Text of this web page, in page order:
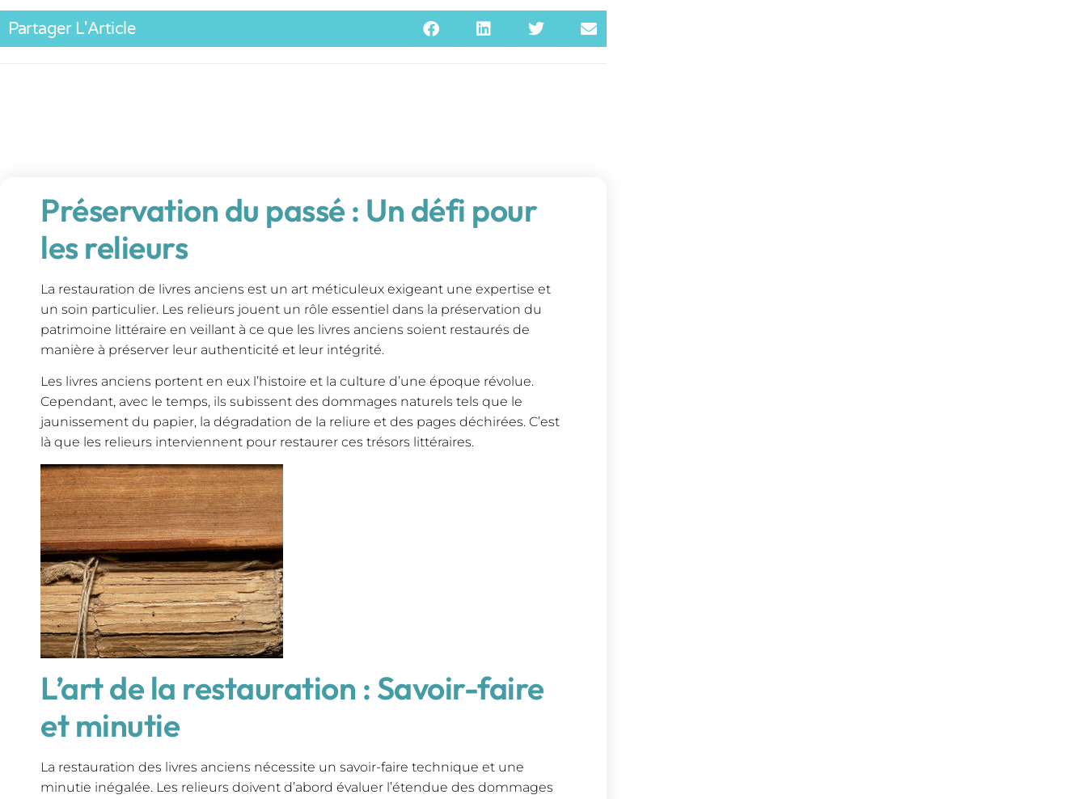
Partager L'Article
Préservation du passé : Un défi pour
les relieurs
La restauration de livres anciens est un art méticuleux exigeant une expertise et
un soin particulier. Les relieurs jouent un rôle essentiel dans la préservation du
patrimoine littéraire en veillant à ce que les livres anciens soient restaurés de
manière à préserver leur authenticité et leur intégrité.
Les livres anciens portent en eux l’histoire et la culture d’une époque révolue.
Cependant, avec le temps, ils subissent des dommages naturels tels que le
jaunissement du papier, la dégradation de la reliure et des pages déchirées. C’est
là que les relieurs interviennent pour restaurer ces trésors littéraires.
L’art de la restauration : Savoir-faire
et minutie
La restauration des livres anciens nécessite un savoir-faire technique et une
minutie inégalée. Les relieurs doivent d’abord évaluer l’étendue des dommages